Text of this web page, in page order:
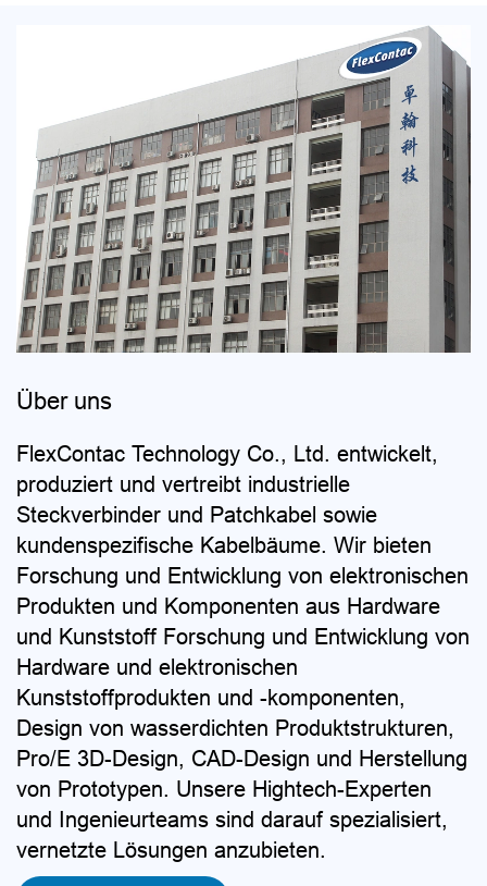
Über uns
FlexContac Technology Co., Ltd. entwickelt,
produziert und vertreibt industrielle
Steckverbinder und Patchkabel sowie
kundenspezifische Kabelbäume. Wir bieten
Forschung und Entwicklung von elektronischen
Produkten und Komponenten aus Hardware
und Kunststoff Forschung und Entwicklung von
Hardware und elektronischen
Kunststoffprodukten und -komponenten,
Design von wasserdichten Produktstrukturen,
Pro/E 3D-Design, CAD-Design und Herstellung
von Prototypen. Unsere Hightech-Experten
und Ingenieurteams sind darauf spezialisiert,
vernetzte Lösungen anzubieten.